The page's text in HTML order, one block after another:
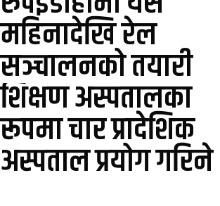
महिनादेखि रेल
सञ्चालनको तयारी
शिक्षण अस्पतालका
रूपमा चार प्रादेशिक
अस्पताल प्रयोग गरिने